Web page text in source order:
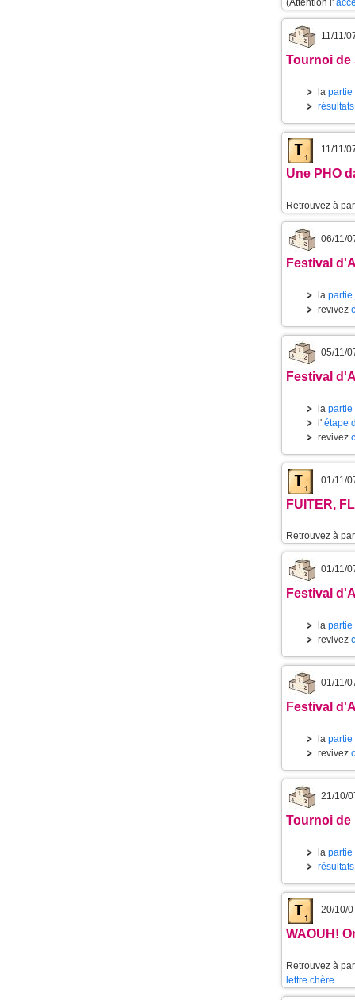
(Attention l'
11/11/
Tournoi de
la partie
11/11/
Une PHO
Retrouvez à
06/11/
Festival
la partie
revivez
05/11/
Festival
la partie
l' étape
revivez
01/11/
FUITER,
Retrouvez à
01/11/
Festival
la partie
revivez
01/11/
Festival
la partie
revivez
21/10/
Tournoi de
la partie
20/10/
WAOUH!
Retrouvez à
lettre chère